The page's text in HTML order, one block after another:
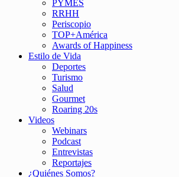
PYMES
RRHH
Periscopio
TOP+América
Awards of Happiness
Estilo de Vida
Deportes
Turismo
Salud
Gourmet
Roaring 20s
Videos
Webinars
Podcast
Entrevistas
Reportajes
¿Quiénes Somos?